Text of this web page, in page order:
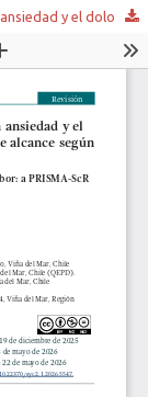
Uso de aromaterapia para la disminución de la ansiedad y el dolor durante el trabajo de parto